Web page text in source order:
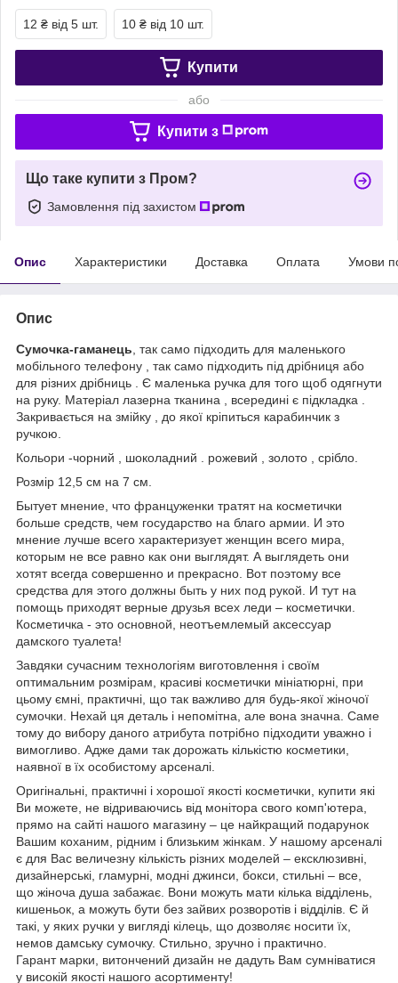
12 ₴ від 5 шт. 10 ₴ від 10 шт.
Купити
або
Купити з
Що таке купити з Пром?
Замовлення під захистом
Опис Характеристики Доставка Оплата Умови
Опис
Сумочка-гаманець , так само підходить для маленького
мобільного телефону , так само підходить під дрібниця або
для різних дрібниць . Є маленька ручка для того щоб одягнути
на руку. Матеріал лазерна тканина , всередині є підкладка .
Закривається на змійку , до якої кріпиться карабинчик з
ручкою.
Кольори -чорний , шоколадний . рожевий , золото , срібло.
Розмір 12,5 см на 7 см.
Бытует мнение, что француженки тратят на косметички
больше средств, чем государство на благо армии. И это
мнение лучше всего характеризует женщин всего мира,
которым не все равно как они выглядят. А выглядеть они
хотят всегда совершенно и прекрасно. Вот поэтому все
средства для этого должны быть у них под рукой. И тут на
помощь приходят верные друзья всех леди – косметички.
Косметичка - это основной, неотъемлемый аксессуар
дамского туалета!
Завдяки сучасним технологіям виготовлення і своїм
оптимальним розмірам, красиві косметички мініатюрні, при
цьому ємні, практичні, що так важливо для будь-якої жіночої
сумочки. Нехай ця деталь і непомітна, але вона значна. Саме
тому до вибору даного атрибута потрібно підходити уважно і
вимогливо. Адже дами так дорожать кількістю косметики,
наявної в їх особистому арсеналі.
Оригінальні, практичні і хорошої якості косметички, купити які
Ви можете, не відриваючись від монітора свого комп'ютера,
прямо на сайті нашого магазину – це найкращий подарунок
Вашим коханим, рідним і близьким жінкам. У нашому арсеналі
є для Вас величезну кількість різних моделей – ексклюзивні,
дизайнерські, гламурні, модні джинси, бокси, стильні – все,
що жіноча душа забажає. Вони можуть мати кілька відділень,
кишеньок, а можуть бути без зайвих розворотів і відділів. Є й
такі, у яких ручки у вигляді кілець, що дозволяє носити їх,
немов дамську сумочку. Стильно, зручно і практично.
Гарант марки, витончений дизайн не дадуть Вам сумніватися
у високій якості нашого асортименту!